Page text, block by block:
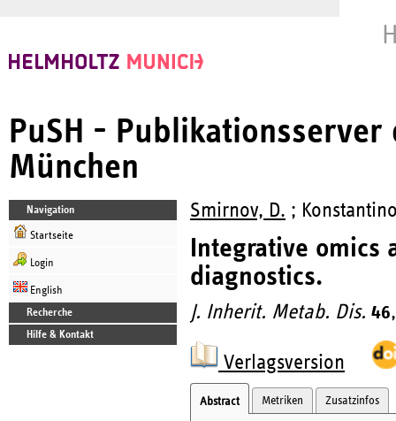
PuSH -
München
Navigation
Startseite
Login
English
Recherche
Hilfe & Kontakt
Smirnov, D. ;
Integrative omics
diagnostics.
J. Inherit. Metab. Dis. 46
Verlagsversion
Abstract Metriken Zusatzinfos